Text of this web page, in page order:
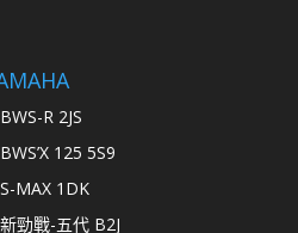
BWS-R 2JS
BWS’X 125 5S9
S-MAX 1DK
新勁戰-五代 B2J